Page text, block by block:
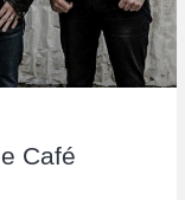
Café